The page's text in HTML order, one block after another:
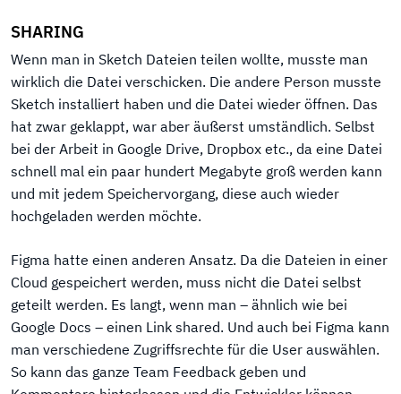
SHARING
Wenn man in Sketch Dateien teilen wollte, musste man
wirklich die Datei verschicken. Die andere Person musste
Sketch installiert haben und die Datei wieder öffnen. Das
hat zwar geklappt, war aber äußerst umständlich. Selbst
bei der Arbeit in Google Drive, Dropbox etc., da eine Datei
schnell mal ein paar hundert Megabyte groß werden kann
und mit jedem Speichervorgang, diese auch wieder
hochgeladen werden möchte.
Figma hatte einen anderen Ansatz. Da die Dateien in einer
Cloud gespeichert werden, muss nicht die Datei selbst
geteilt werden. Es langt, wenn man – ähnlich wie bei
Google Docs – einen Link shared. Und auch bei Figma kann
man verschiedene Zugriffsrechte für die User auswählen.
So kann das ganze Team Feedback geben und